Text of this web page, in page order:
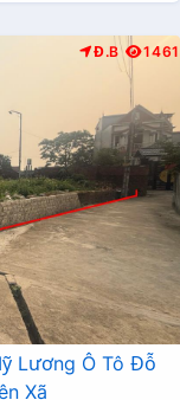
Đ.B 1461
Lương Ô Tô Đỗ
Xã